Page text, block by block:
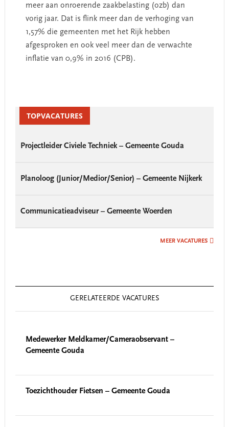
meer aan onroerende zaakbelasting (ozb) dan
vorig jaar. Dat is flink meer dan de verhoging van
1,57% die gemeenten met het Rijk hebben
afgesproken en ook veel meer dan de verwachte
inflatie van 0,9% in 2016 (CPB).
SidebarTOPVACATURES
Projectleider Civiele Techniek – Gemeente Gouda
Planoloog (Junior/Medior/Senior) – Gemeente Nijkerk
Communicatieadviseur – Gemeente Woerden
MEER VACATURES
GERELATEERDE VACATURES
Medewerker Meldkamer/Cameraobservant –
Gemeente Gouda
Toezichthouder Fietsen – Gemeente Gouda